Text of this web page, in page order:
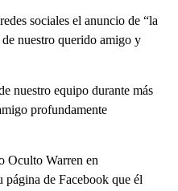
sociales el anuncio de “la
nuestro querido amigo y
nuestro equipo durante más
profundamente
Oculto Warren en
de Facebook que él